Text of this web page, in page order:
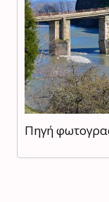
Πηγή